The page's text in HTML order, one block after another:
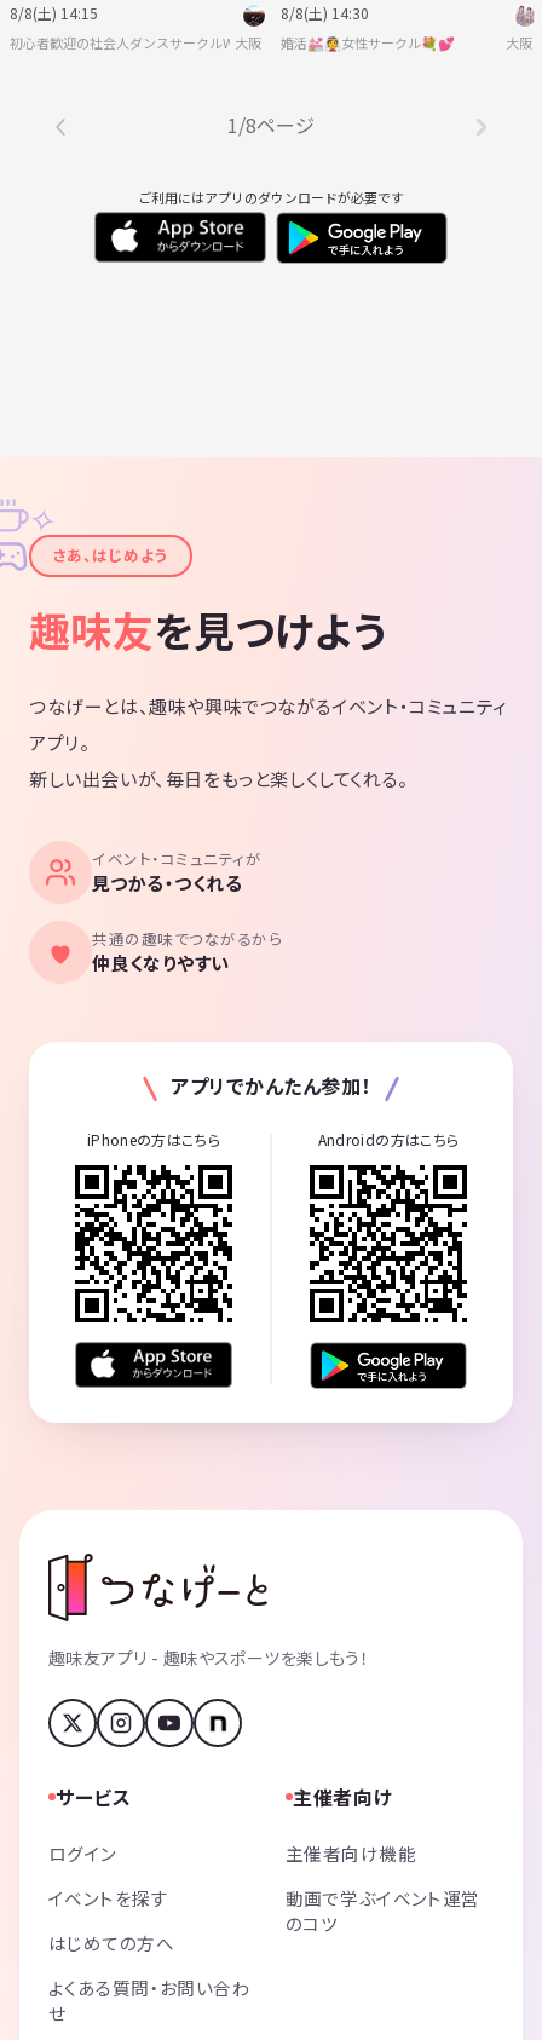
8/8(土) 14:15
初心者歓迎の社会人ダンスサークルWE大阪
8/8(土) 14:30
婚活💒👰女性サークル💐💕 大阪
1/8ページ
ご利用にはアプリのダウンロードが必要です
✦
✧
さあ、はじめよう
趣味友を見つけよう
つなげーとは、趣味や興味でつながるイベント・コミュニティ
アプリ。
新しい出会いが、毎日をもっと楽しくしてくれる。
イベント・コミュニティが
見つかる・つくれる
共通の趣味でつながるから
仲良くなりやすい
アプリでかんたん参加！
iPhoneの方はこちら Androidの方はこちら
趣味友アプリ - 趣味やスポーツを楽しもう！
サービス
ログイン
イベントを探す
はじめての方へ
よくある質問・お問い合わ
せ
主催者向け
主催者向け機能
動画で学ぶイベント運営
のコツ